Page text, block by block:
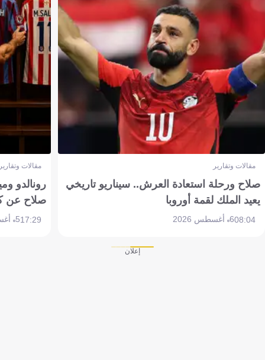
مقالات وتقارير
صلاح ورحلة استعادة العرش.. سيناريو تاريخي
يعيد الملك لقمة أوروبا
08:046 أغسطس 2026
مقالات
رونالدو
صلاح عن
17:295 أغسطس 2026
إعلان